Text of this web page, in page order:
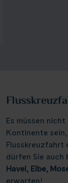
Es müssen
Kontinente
Flusskreuzfahrt
dürfen Sie auch
Havel, Elbe,
erwarten!